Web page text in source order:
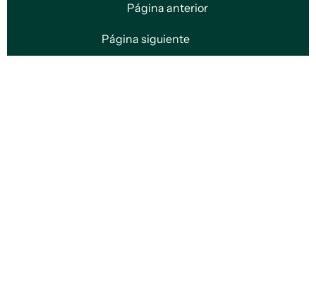
Página anterior
Página siguiente